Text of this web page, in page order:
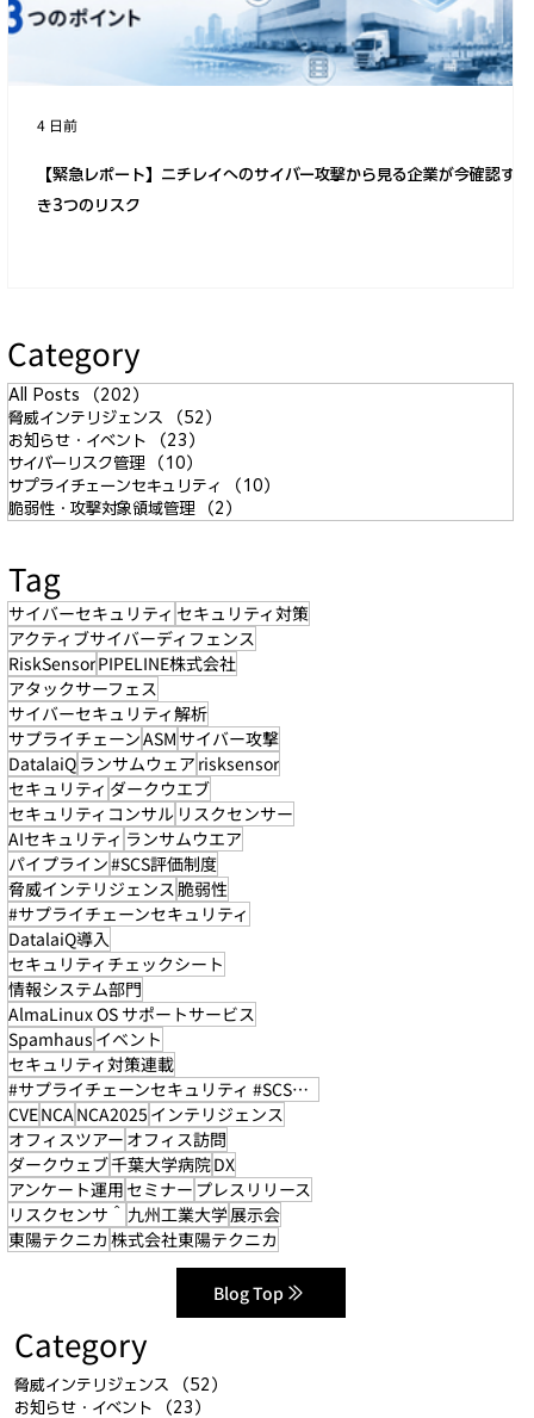
【緊急レポート】ニチレイへのサイバー攻撃から見る企業が今確認すべ
き3つのリスク
4 日前
Category
All Posts （202）
脅威インテリジェンス
（52）
お知らせ・イベント
（23）
サイバーリスク管理
（10）
サプライチェーンセキュリティ
（10）
脆弱性・攻撃対象領域管理
（2）
Tag
サイバーセキュリティ セキュリティ対策
アクティブサイバーディフェンス
RiskSensorPIPELINE株式会社
アタックサーフェス
サイバーセキュリティ解析
サプライチェーンASM サイバー攻撃
DatalaiQ ランサムウェア risksensor
セキュリティ ダークウエブ
セキュリティコンサル リスクセンサー
AIセキュリティ ランサムウエア
パイプライン#SCS評価制度
脅威インテリジェンス 脆弱性
#サプライチェーンセキュリティ
DatalaiQ導入
セキュリティチェックシート
情報システム部門
AlmaLinux OS サポートサービス
Spamhaus イベント
セキュリティ対策連載
#サプライチェーンセキュリティ #SCS評価制度
CVENCA NCA2025 インテリジェンス
オフィスツアー オフィス訪問
ダークウェブ千葉大学病院DX
アンケート運用 セミナー プレスリリース
リスクセンサ＾ 九州工業大学展示会
東陽テクニカ 株式会社東陽テクニカ
Blog Top
Category
脅威インテリジェンス （52）
お知らせ・イベント
（23）